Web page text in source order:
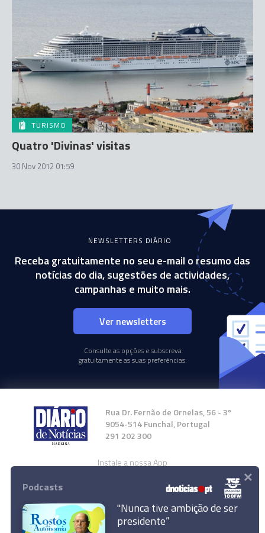
TURISMO
Quatro 'Divinas' visitas
30 Nov 2012 01:59
NEWSLETTERS DIÁRIO
Receba gratuitamente no seu e-mail o resumo das
notícias do dia, sugestões de actividades,
campanhas e muito mais.
Ver newsletters
Consulte as opções e subscreva
gratuitamente as suas preferências.
Rua Dr. Fernão de Ornelas, 56 - 3º
9054-514 Funchal, Portugal
291 202 300
Instale a nossa App
Podcasts
"Nunca tive ambição de ser
presidente”
×